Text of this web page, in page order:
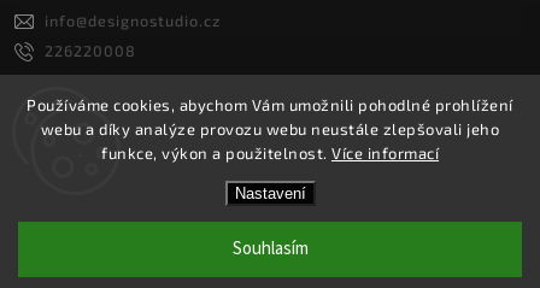
Používáme cookies, abychom Vám umožnili pohodlné prohlížení
webu a díky analýze provozu webu neustále zlepšovali jeho
funkce, výkon a použitelnost. Více informací
Nastavení
Souhlasím
info@designostudio.cz
226220008
605334326, 732232010
Designoshop
designoshop
Designoshop. Všechna práva vyhrazena.
Upravit nastavení cookies